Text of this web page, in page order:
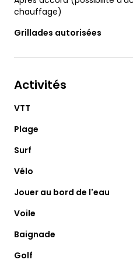
chauffage)
Grillades autorisées
Activités
VTT
Plage
Surf
Vélo
Jouer au bord de l'eau
Voile
Baignade
Golf